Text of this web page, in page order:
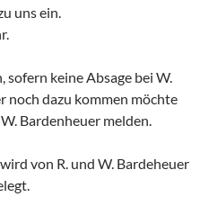
uns ein.
keine Absage bei W.
noch dazu kommen möchte
Bardenheuer melden.
von R. und W. Bardeheuer